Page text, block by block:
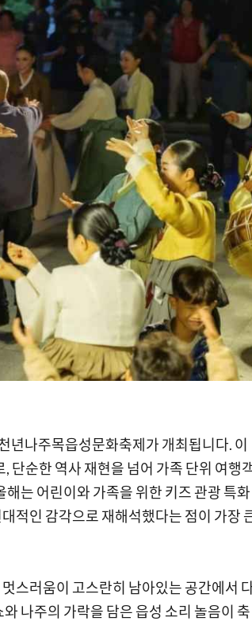
년나주목읍성문화축제가 개최됩니다. 이
단순한 역사 재현을 넘어 가족 단위 여행
는 어린이와 가족을 위한 키즈 관광 특화
적인 감각으로 재해석했다는 점이 가장
스러움이 고스란히 남아있는 공간에서
나주의 가락을 담은 읍성 소리 놀음이 축